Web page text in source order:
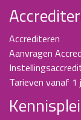
Accrediteren
Aanvragen
Tarieven vanaf 1